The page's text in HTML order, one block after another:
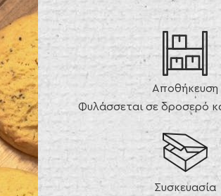
Αποθήκευση
Φυλάσσεται σε δροσερό
Συσκευασία